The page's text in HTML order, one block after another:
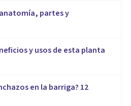
partes y
y usos de esta planta
en la barriga? 12